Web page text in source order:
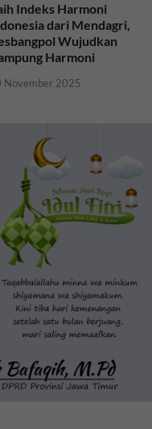
Indeks Harmoni
dari Mendagri,
Wujudkan
Harmoni
November 2025